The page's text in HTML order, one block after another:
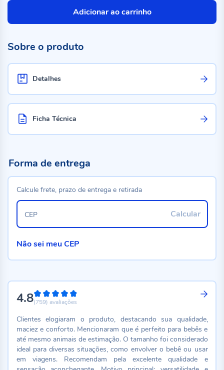
Adicionar ao carrinho
Sobre o produto
Detalhes
Ficha Técnica
4.896%
(759) avaliações
Clientes elogiaram o produto, destacando sua qualidade,
maciez e conforto. Mencionaram que é perfeito para bebês e
até mesmo animais de estimação. O tamanho foi considerado
ideal para diversas situações, como envolver o bebê ou usar
em viagens. Recomendam pela excelente qualidade e
Forma de entrega
Calcule frete, prazo de entrega e retirada
Calcular
CEP
Não sei meu CEP